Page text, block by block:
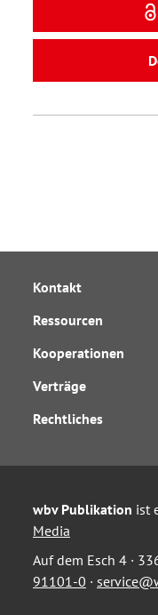
Kontakt
Ressourcen
Kooperationen
Verträge
Rechtliches
wbv Publikation ist
Media
Auf dem Esch 4 ·
91101-0 ·